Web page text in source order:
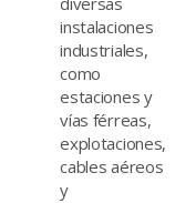
instalaciones
industriales,
como
estaciones y
vías férreas,
explotaciones,
cables aéreos
y